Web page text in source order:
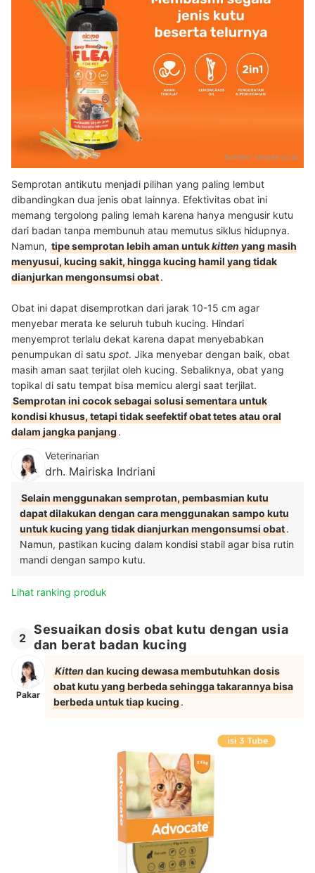
Sumber: shopee.co.id
Semprotan antikutu menjadi pilihan yang paling lembut
dibandingkan dua jenis obat lainnya. Efektivitas obat ini
memang tergolong paling lemah karena hanya mengusir kutu
dari badan tanpa membunuh atau memutus siklus hidupnya.
Namun, tipe semprotan lebih aman untukkittenyang masih
menyusui, kucing sakit, hingga kucing hamil yang tidak
dianjurkan mengonsumsi obat.
Obat ini dapat disemprotkan dari jarak 10-15 cm agar
menyebar merata ke seluruh tubuh kucing. Hindari
menyemprot terlalu dekat karena dapat menyebabkan
penumpukan di satu spot. Jika menyebar dengan baik, obat
masih aman saat terjilat oleh kucing. Sebaliknya, obat yang
topikal di satu tempat bisa memicu alergi saat terjilat.
Semprotan ini cocok sebagai solusi sementara untuk
kondisi khusus, tetapi tidak seefektif obat tetes atau oral
dalam jangka panjang.
Veterinarian
drh. Mairiska Indriani
Selain menggunakan semprotan, pembasmian kutu
dapat dilakukan dengan cara menggunakan sampo kutu
untuk kucing yang tidak dianjurkan mengonsumsi obat.
Namun, pastikan kucing dalam kondisi stabil agar bisa rutin
mandi dengan sampo kutu.
Lihat ranking produk
2
Sesuaikan dosis obat kutu dengan usia
dan berat badan kucing
Pakar
Kittendan kucing dewasa membutuhkan dosis
obat kutu yang berbeda sehingga takarannya bisa
berbeda untuk tiap kucing.